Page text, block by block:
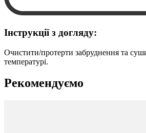
Інструкції з догляду:
Очистити/протерти забруднення та
температурі.
Рекомендуємо